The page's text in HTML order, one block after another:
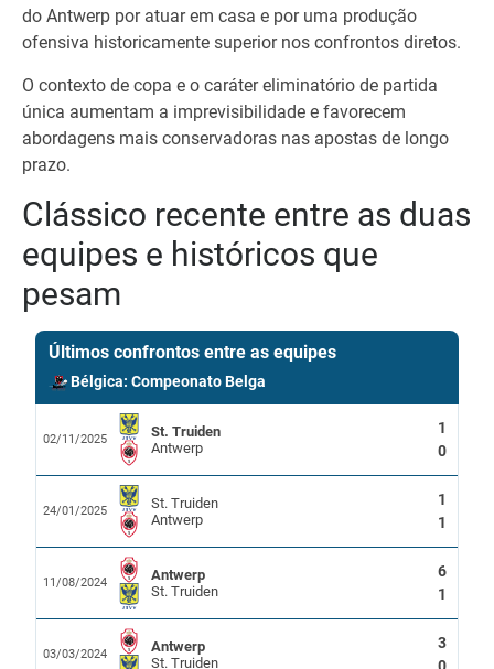
do Antwerp por atuar em casa e por uma produção
ofensiva historicamente superior nos confrontos diretos.
O contexto de copa e o caráter eliminatório de partida
única aumentam a imprevisibilidade e favorecem
abordagens mais conservadoras nas apostas de longo
prazo.
Clássico recente entre as duas
equipes e históricos que
pesam
Últimos confrontos entre as equipes
Bélgica: Compeonato Belga
02/11/2025
St. Truiden
Antwerp
1
0
24/01/2025
St. Truiden
Antwerp
1
1
11/08/2024
Antwerp
St. Truiden
6
1
03/03/2024
Antwerp
St. Truiden
3